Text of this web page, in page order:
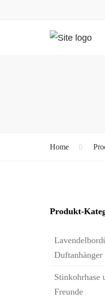
Home
Produkt-
Duftanhänger
Stinkohrhase
Freunde